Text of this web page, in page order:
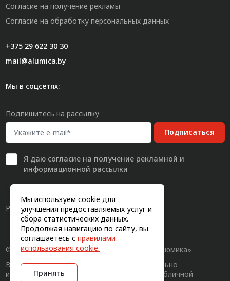
Мы используем cookie для
улучшения предоставляемых услуг и
сбора статистических данных.
Продолжая навигацию по сайту, вы
соглашаетесь с правилами
использования cookie.
Принять
Согласие на получение рекламы
Согласие на обработку персональных данных
+375 29 622 30 30
mail@alumica.by
Мы в соцсетях:
Подпишитесь на рассылку
Подписаться
Я даю согласиена получение рекламной и
информационной рассылки
Разработка сайта
© 2011-2026, Конструкционный профиль «Алюмика»
Вся информация на сайте имеет исключительно
информационный характер и не является публичной